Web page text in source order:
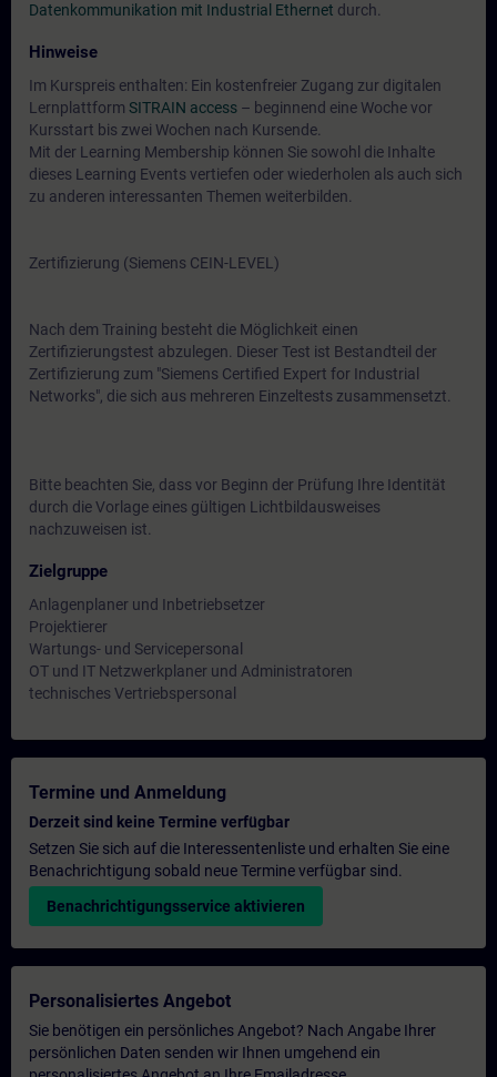
Datenkommunikation mit Industrial Ethernet durch.
Hinweise
Im Kurspreis enthalten: Ein kostenfreier Zugang zur digitalen
Lernplattform SITRAIN access – beginnend eine Woche vor
Kursstart bis zwei Wochen nach Kursende.
Mit der Learning Membership können Sie sowohl die Inhalte
dieses Learning Events vertiefen oder wiederholen als auch sich
zu anderen interessanten Themen weiterbilden.
Zertifizierung (Siemens CEIN-LEVEL)
Nach dem Training besteht die Möglichkeit einen
Zertifizierungstest abzulegen. Dieser Test ist Bestandteil der
Zertifizierung zum "Siemens Certified Expert for Industrial
Networks", die sich aus mehreren Einzeltests zusammensetzt.
Bitte beachten Sie, dass vor Beginn der Prüfung Ihre Identität
durch die Vorlage eines gültigen Lichtbildausweises
nachzuweisen ist.
Zielgruppe
Anlagenplaner und Inbetriebsetzer
Projektierer
Wartungs- und Servicepersonal
OT und IT Netzwerkplaner und Administratoren
technisches Vertriebspersonal
Termine und Anmeldung
Derzeit sind keine Termine verfügbar
Setzen Sie sich auf die Interessentenliste und erhalten Sie eine
Benachrichtigung sobald neue Termine verfügbar sind.
Benachrichtigungsservice aktivieren
Personalisiertes Angebot
Sie benötigen ein persönliches Angebot? Nach Angabe Ihrer
persönlichen Daten senden wir Ihnen umgehend ein